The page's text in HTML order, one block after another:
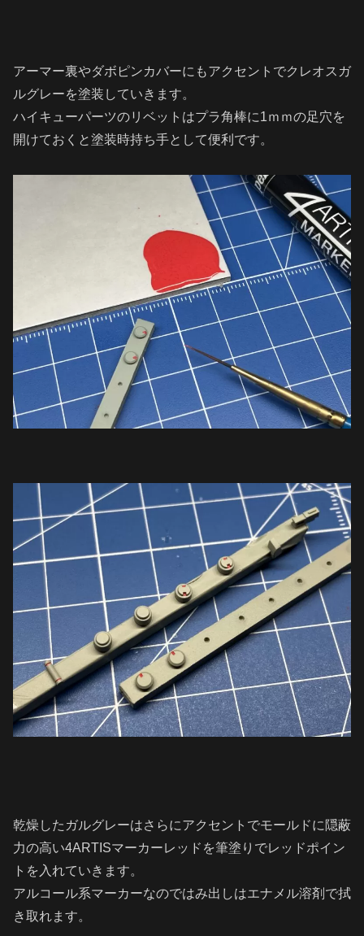
アーマー裏やダボピンカバーにもアクセントでクレオスガ
ルグレーを塗装していきます。
ハイキューパーツのリベットはプラ角棒に1ｍｍの足穴を
開けておくと塗装時持ち手として便利です。
乾燥したガルグレーはさらにアクセントでモールドに隠蔽
力の高い4ARTISマーカーレッドを筆塗りでレッドポイン
トを入れていきます。
アルコール系マーカーなのではみ出しはエナメル溶剤で拭
き取れます。